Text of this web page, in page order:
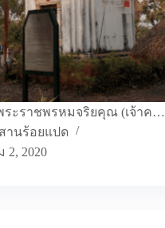
ระราชพรหมจริยคุณ (เจ้าค…
านร้อยแปด
2020